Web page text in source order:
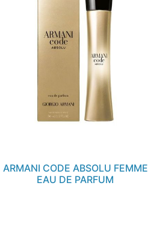
ARMANI CODE ABSOLU FEMME
EAU DE PARFUM